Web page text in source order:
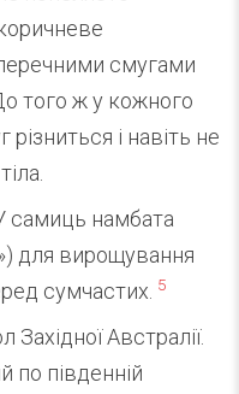
смугами
того ж у кожного
і навіть не
самиць намбата
для вирощування
сумчастих. 5
Австралії.
по південній